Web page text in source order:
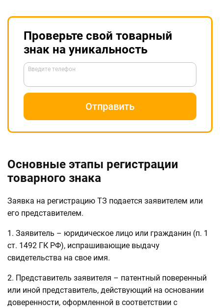
Проверьте свой товарный
знак на уникальность
Введите телефон
Отправить
Основные этапы регистрации
товарного знака
Заявка на регистрацию ТЗ подается заявителем или
его представителем.
1. Заявитель – юридическое лицо или гражданин (п. 1
ст. 1492 ГК РФ), испрашивающие выдачу
свидетельства на свое имя.
2. Представитель заявителя – патентный поверенный
или иной представитель, действующий на основании
доверенности, оформленной в соответствии с